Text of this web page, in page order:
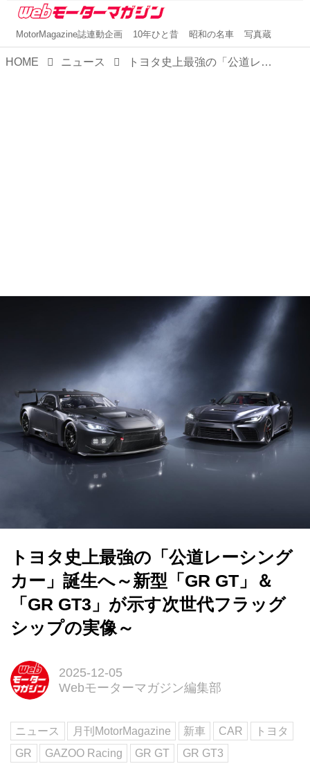
MotorMagazine誌連動企画 10年ひと昔 昭和の名車 写真蔵
HOME ニュース トヨタ史上最強の「公道レーシングカー」誕生へ～新型「GR GT」＆「GR GT3」が示す次世代フラッグシップの実像～
トヨタ史上最強の「公道レーシング
カー」誕生へ～新型「GR GT」＆
「GR GT3」が示す次世代フラッグ
シップの実像～
2025-12-05
Webモーターマガジン編集部
ニュース 月刊MotorMagazine 新車 CAR
トヨタ
GR
GAZOO Racing GR GT GR GT3